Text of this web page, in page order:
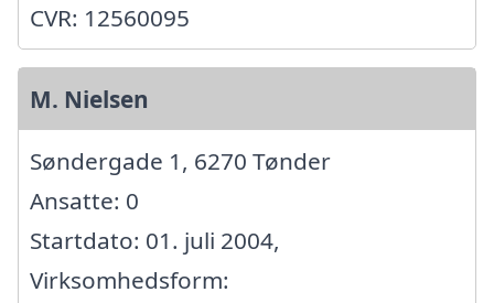
CVR: 12560095
M. Nielsen
Søndergade 1, 6270 Tønder
Ansatte: 0
Startdato: 01. juli 2004,
Virksomhedsform: